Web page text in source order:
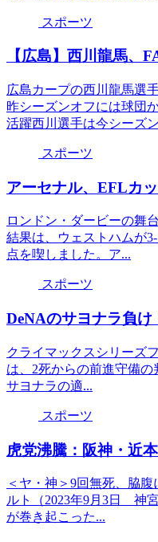
スポーツ
【広島】西川龍馬、
広島カープの西川龍馬選
昨シーズンオフには球団
活躍西川選手は今シーズ
スポーツ
アーセナル、EFLカ
ロンドン・ダービーの舞
結果は、ウェストハムが
点を喫しました。ア...
スポーツ
DeNAのサヨナラ負
クライマックスシリーズ
は、2死からの前進守備
サヨナラの適...
スポーツ
虎党沸騰：阪神・近
＜ヤ・神＞9回無死、脇
ルト（2023年9月3日 神
が巻き起こった...